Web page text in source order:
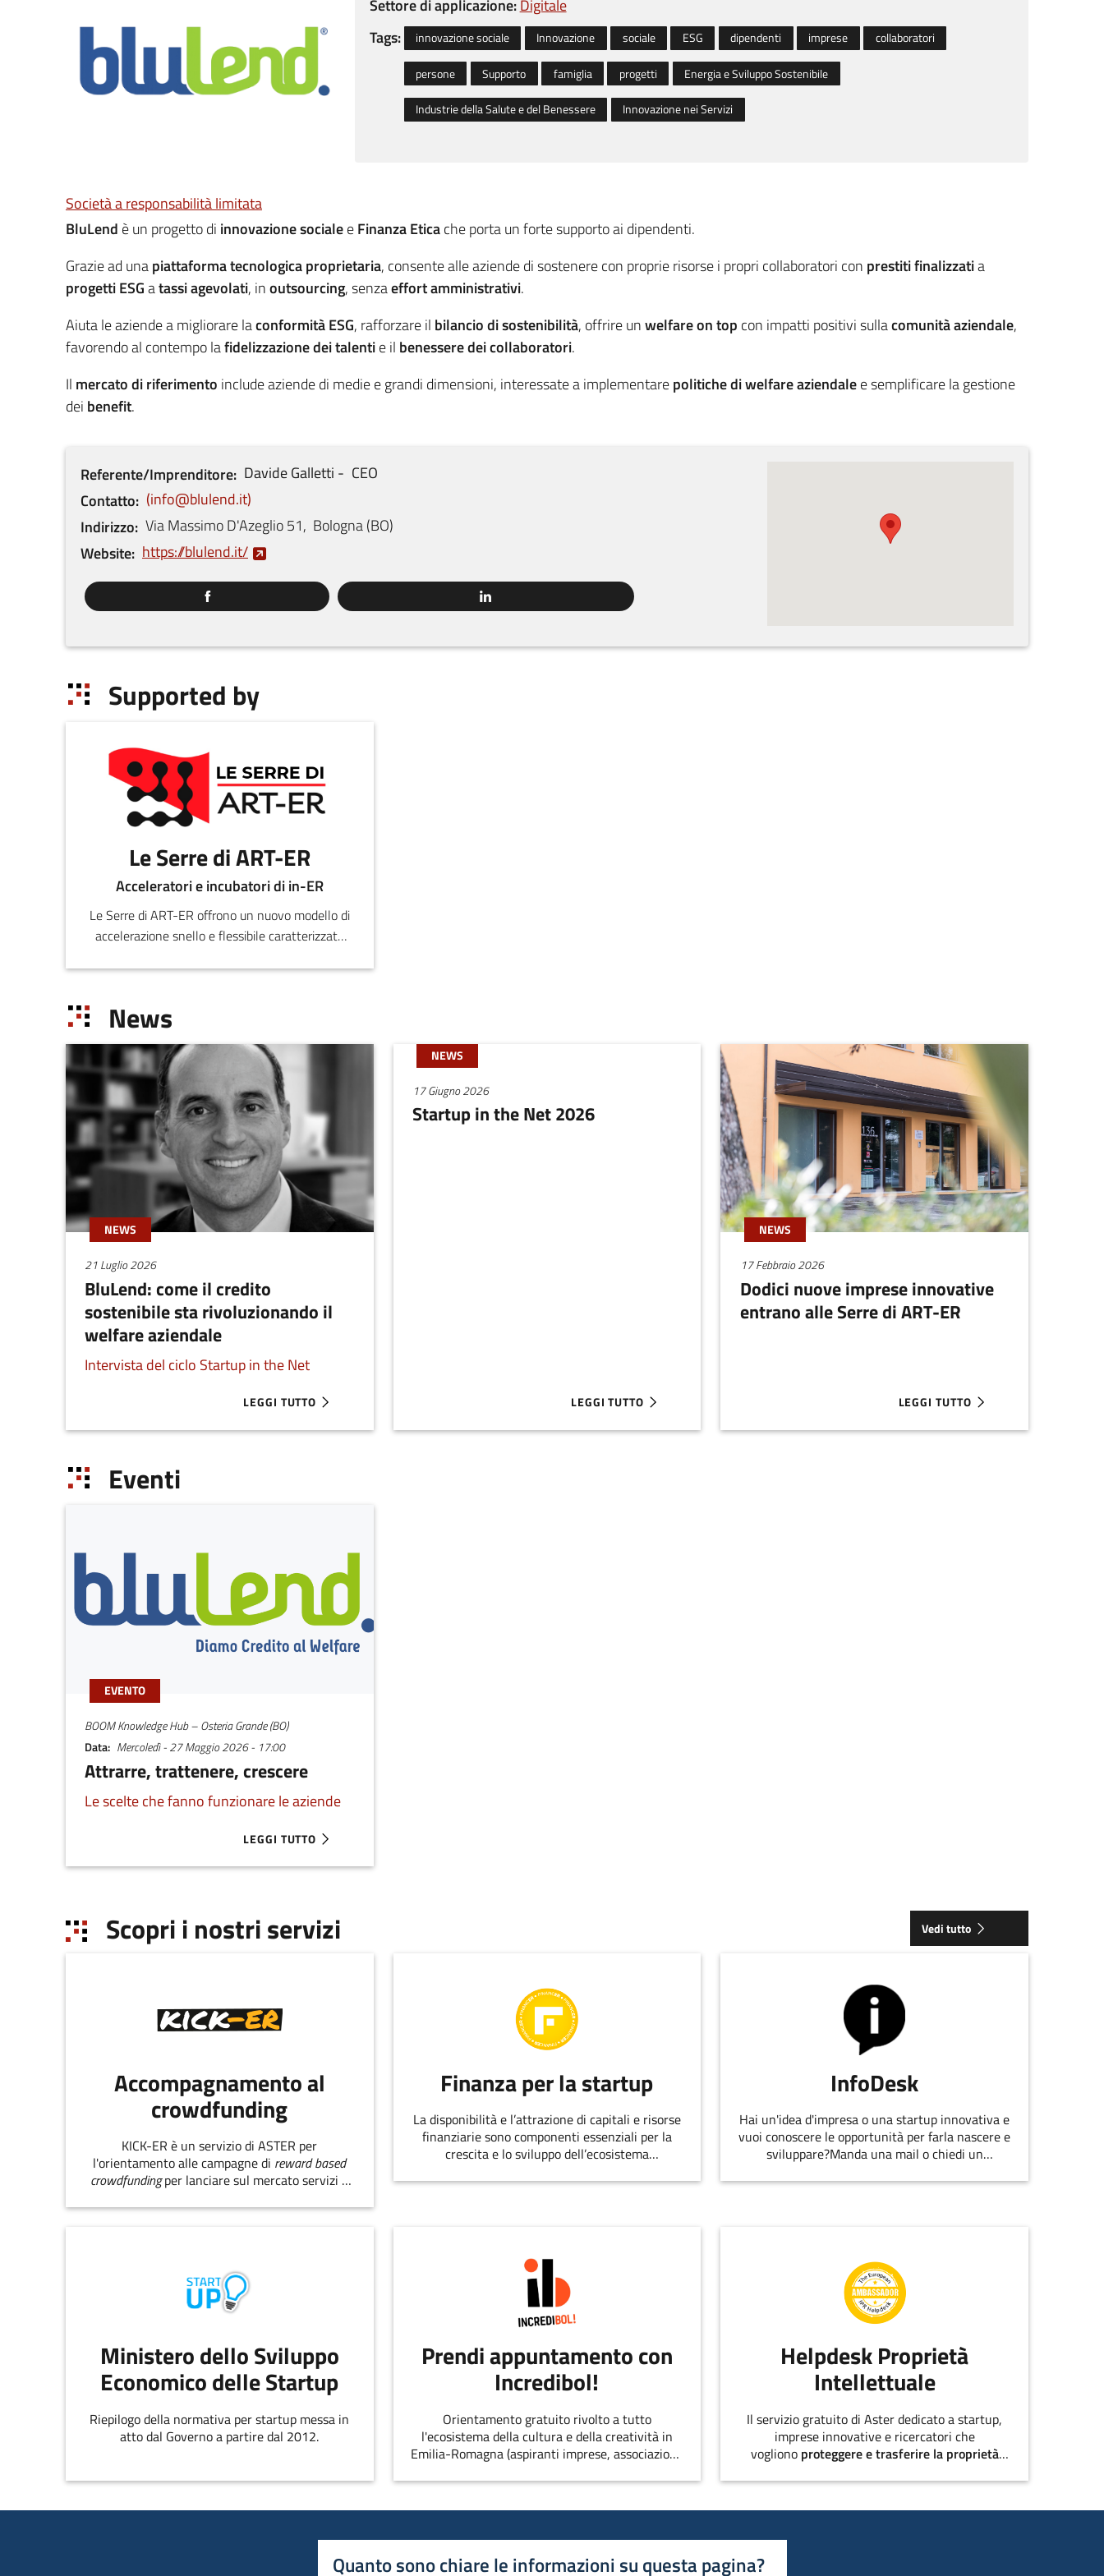
Settore di applicazione:Digitale
Tags:
innovazione sociale Innovazione sociale ESG dipendenti imprese
collaboratori
persone
Supporto famiglia progetti
Energia e Sviluppo Sostenibile
Industrie della Salute e del Benessere
Innovazione nei Servizi
Società a responsabilità limitata
BluLend è un progetto di innovazione socialeeFinanza Eticache porta un forte supporto ai dipendenti.
Grazie ad unapiattaforma tecnologica proprietaria, consente alle aziende di sostenere con proprie risorse i propri collaboratori con prestiti finalizzatia
progetti ESGatassi agevolati, inoutsourcing, senzaeffort amministrativi.
Aiuta le aziende a migliorare laconformità ESG, rafforzare il bilancio di sostenibilità, offrire unwelfare on top con impatti positivi sullacomunità aziendale,
favorendo al contempo lafidelizzazione dei talentie il benessere dei collaboratori.
Il mercato di riferimento include aziende di medie e grandi dimensioni, interessate a implementarepolitiche di welfare aziendalee semplificare la gestione
dei benefit.
Referente/Imprenditore DavideGalletti
CEO
Contatto
info@blulend.it
Indirizzo Via Massimo D'Azeglio51, Bologna(BO)
Website https://blulend.it/
Supported by
Le Serre di ART-ER
Acceleratori e incubatori di in-ER
Le Serre di ART-ER offrono un nuovo modello di
accelerazione snello e flessibile caratterizzato
rispondono ai fabbisogni delle varie fasi di
News
NEWS
21 Luglio 2026
BluLend: come il credito
sostenibile sta rivoluzionando il
welfare aziendale
Intervista del ciclo Startup in the Net
LEGGI TUTTO
ABOUT BLULEND: COME IL CREDITO SOSTENIBILE STA RIVOLUZIONANDO IL WELFARE AZIENDALE
NEWS
17 Giugno 2026
Startup in the Net 2026
LEGGI TUTTO
ABOUT STARTUP IN THE NET 2026
NEWS
17 Febbraio 2026
Dodici nuove imprese innovative
entrano alle Serre di ART-ER
LEGGI TUTTO
ABOUT DODICI NUOVE IMPRESE
Eventi
EVENTO
BOOM Knowledge Hub – Osteria Grande (BO)
Data Mercoledì - 27 Maggio 2026 - 17:00
Attrarre, trattenere, crescere
Le scelte che fanno funzionare le aziende
LEGGI TUTTO
ABOUT ATTRARRE, TRATTENERE, CRESCERE
Scopri i nostri servizi Vedi tutto
Accompagnamento al
crowdfunding
KICK-ER è un servizio di ASTER per
l'orientamento alle campagne di reward based
crowdfundingper lanciare sul mercato servizi e
Finanza per la startup
La disponibilità e l’attrazione di capitali e risorse
finanziarie sono componenti essenziali per la
crescita e lo sviluppo dell’ecosistema
InfoDesk
Hai un'idea d'impresa o una startup innovativa e
vuoi conoscere le opportunità per farla nascere e
sviluppare?Manda una mail o chiedi un
EmiliaRomagnaStartUp.
Ministero dello Sviluppo
Economico delle Startup
Riepilogo della normativa per startup messa in
atto dal Governo a partire dal 2012.
Prendi appuntamento con
Incredibol!
Orientamento gratuito rivolto a tutto
l'ecosistema della cultura e della creatività in
Emilia-Romagna (aspiranti imprese, associazioni,
Helpdesk Proprietà
Intellettuale
Il servizio gratuito di Aster dedicato a startup,
imprese innovative e ricercatori che
vogliono proteggere e trasferire la proprietà
Quanto sono chiare le informazioni su questa pagina?